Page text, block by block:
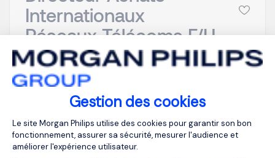
Gestion des cookies
Plateforme de Gestion du
Le site Morgan Philips utilise des cookies pour garantir son bon
fonctionnement, assurer sa sécurité, mesurer l'audience et
améliorer l'expérience utilisateur.
Internationaux
Réseaux Télécoms F/H
Issy-les-
Moulineaux, Ile-
de-France
EUR 95K à 115K
Publiée depuis :